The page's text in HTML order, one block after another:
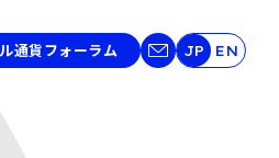
通貨フォーラム JP EN